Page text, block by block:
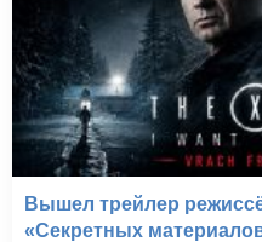
Бегущий
Вышел трейлер
«Секретных